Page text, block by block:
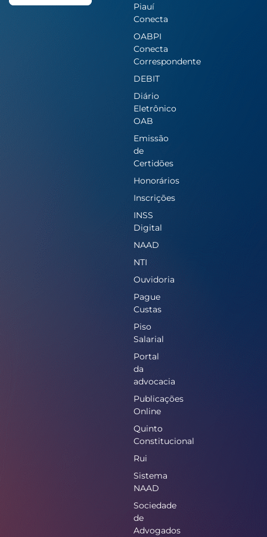
Piauí
Conecta
OABPI
Conecta
Correspondente
DEBIT
Diário
Eletrônico
OAB
Emissão
de
Certidões
Honorários
Inscrições
INSS
Digital
NAAD
NTI
Ouvidoria
Pague
Custas
Piso
Salarial
Portal
da
advocacia
Publicações
Online
Quinto
Constitucional
Rui
Sistema
NAAD
Sociedade
de
Advogados